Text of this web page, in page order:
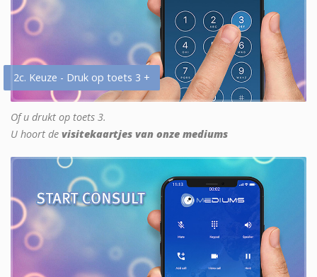
2c. Keuze - Druk op toets 3 +
Of u drukt op toets 3.
U hoort de visitekaartjes van onze mediums